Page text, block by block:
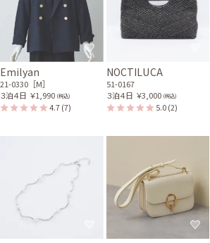
Emilyan
21-0330［M］
３泊４日 ￥1,990 (税込)
4.7(7)
NOCTILUCA
51-0167
３泊４日 ￥3,000 (税込)
5.0(2)